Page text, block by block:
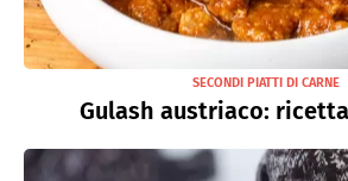
SECONDI PIATTI DI CARNE
Gulash austriaco: